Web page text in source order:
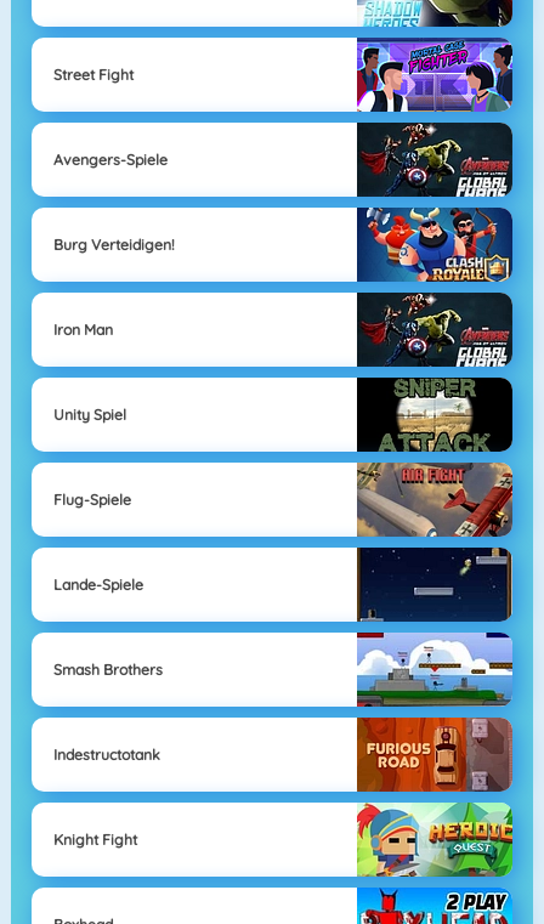
Street Fight
Avengers-Spiele
Burg Verteidigen!
Iron Man
Unity Spiel
Flug-Spiele
Lande-Spiele
Smash Brothers
Indestructotank
Knight Fight